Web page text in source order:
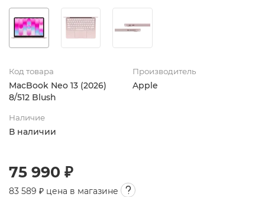
Код товара
MacBook Neo 13 (2026)
8/512 Blush
Производитель
Apple
Наличие
В наличии
75 990 ₽
83 589 ₽ цена в магазине